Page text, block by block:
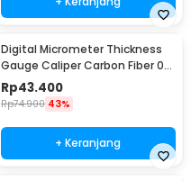
Digital Micrometer Thickness
Gauge Caliper Carbon Fiber 0-
12.7mm - TDT25
Rp43.400
Rp74.900 43%
+ Keranjang